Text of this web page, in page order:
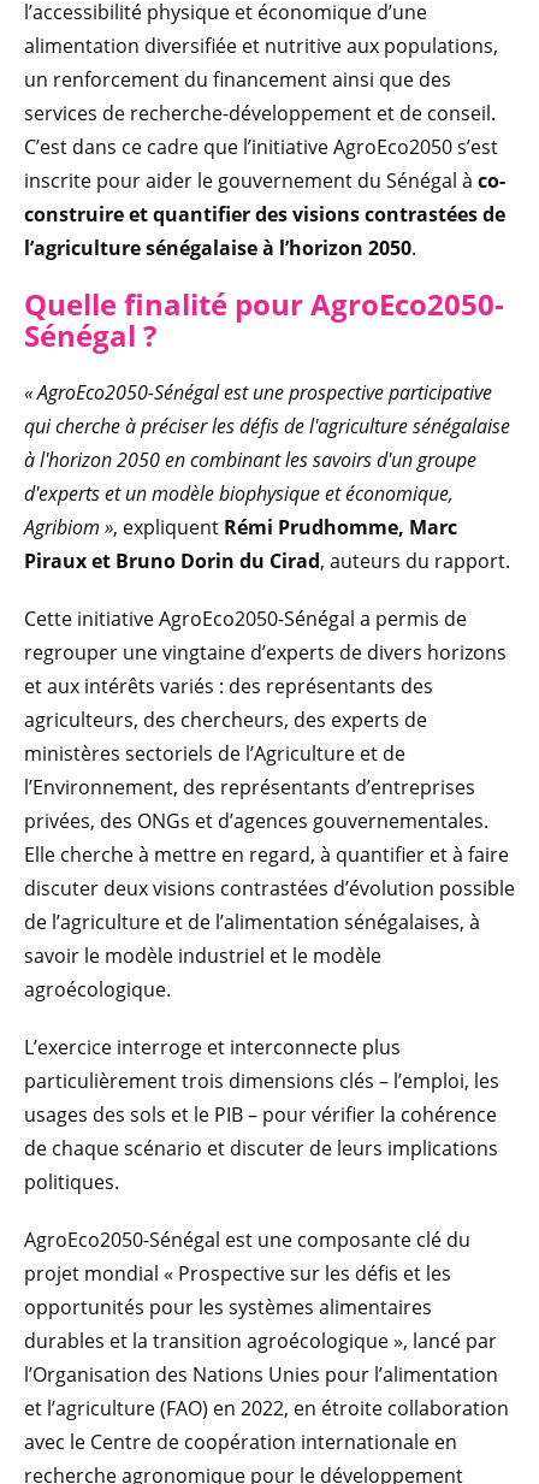
l’accessibilité physique et économique d’une
alimentation diversifiée et nutritive aux populations,
un renforcement du financement ainsi que des
services de recherche-développement et de conseil.
C’est dans ce cadre que l’initiative AgroEco2050 s’est
inscrite pour aider le gouvernement du Sénégal à co-
construire et quantifier des visions contrastées de
l’agriculture sénégalaise à l’horizon 2050.
Quelle finalité pour AgroEco2050-
Sénégal ?
« AgroEco2050-Sénégal est une prospective participative
qui cherche à préciser les défis de l'agriculture sénégalaise
à l'horizon 2050 en combinant les savoirs d'un groupe
d'experts et un modèle biophysique et économique,
Agribiom », expliquent Rémi Prudhomme, Marc
Piraux et Bruno Dorin du Cirad, auteurs du rapport.
Cette initiative AgroEco2050-Sénégal a permis de
regrouper une vingtaine d’experts de divers horizons
et aux intérêts variés : des représentants des
agriculteurs, des chercheurs, des experts de
ministères sectoriels de l’Agriculture et de
l’Environnement, des représentants d’entreprises
privées, des ONGs et d’agences gouvernementales.
Elle cherche à mettre en regard, à quantifier et à faire
discuter deux visions contrastées d’évolution possible
de l’agriculture et de l’alimentation sénégalaises, à
savoir le modèle industriel et le modèle
agroécologique.
L’exercice interroge et interconnecte plus
particulièrement trois dimensions clés – l’emploi, les
usages des sols et le PIB – pour vérifier la cohérence
de chaque scénario et discuter de leurs implications
politiques.
AgroEco2050-Sénégal est une composante clé du
projet mondial « Prospective sur les défis et les
opportunités pour les systèmes alimentaires
durables et la transition agroécologique », lancé par
l’Organisation des Nations Unies pour l’alimentation
et l’agriculture (FAO) en 2022, en étroite collaboration
avec le Centre de coopération internationale en
recherche agronomique pour le développement